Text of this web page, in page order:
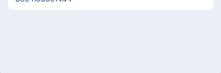
Олжас Бектенов принял участие в